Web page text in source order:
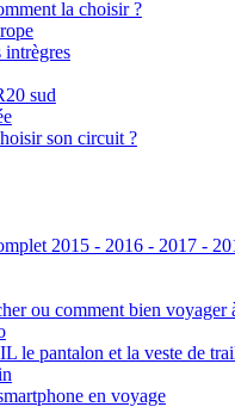
la choisir ?
intrègres
sud
son circuit ?
2015 - 2016 - 2017 -
ou comment bien voyager
le pantalon et la veste de
en voyage